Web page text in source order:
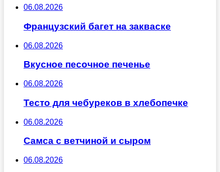
06.08.2026
Французский багет на закваске
06.08.2026
Вкусное песочное печенье
06.08.2026
Тесто для чебуреков в хлебопечке
06.08.2026
Самса с ветчиной и сыром
06.08.2026